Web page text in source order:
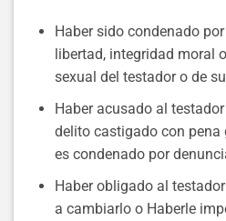
Haber sido condenado
libertad, integridad moral
sexual del testador o de
Haber acusado al
delito castigado con pena
es condenado por
Haber obligado al
a cambiarlo o Haberle